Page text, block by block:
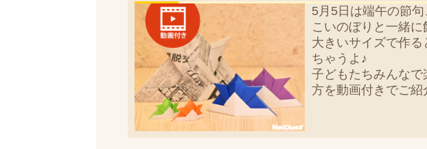
5月5日は端午の節句
こいのぼりと一緒
大きいサイズで作る
ちゃうよ♪
子どもたちみんなで
方を動画付きでご紹